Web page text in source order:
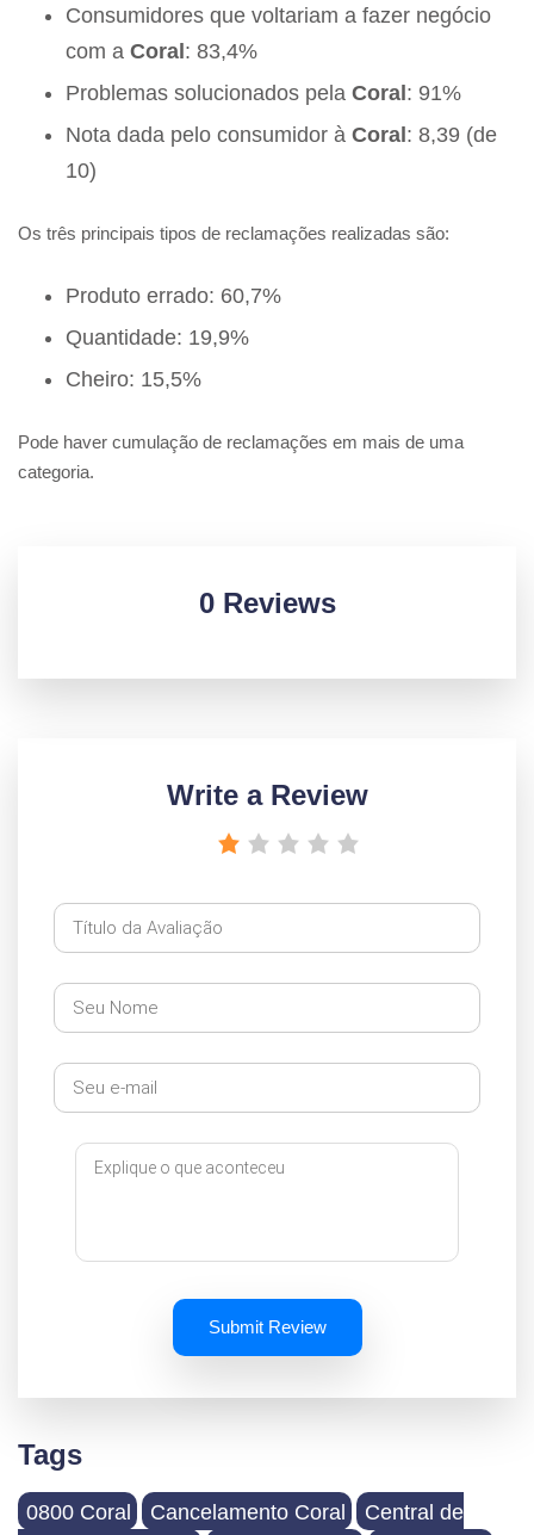
Consumidores que voltariam a fazer negócio
com a Coral: 83,4%
Problemas solucionados pela Coral: 91%
Nota dada pelo consumidor à Coral: 8,39 (de
10)
Os três principais tipos de reclamações realizadas são:
Produto errado: 60,7%
Quantidade: 19,9%
Cheiro: 15,5%
Pode haver cumulação de reclamações em mais de uma
categoria.
0 Reviews
Write a Review
Submit Review
Tags
0800 Coral Cancelamento Coral
Central de